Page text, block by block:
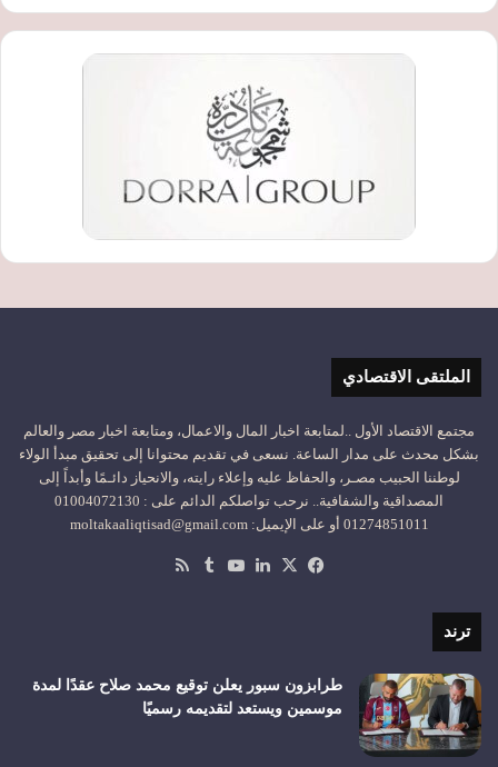
الملتقى الاقتصادي
مجتمع الاقتصاد الأول ..لمتابعة اخبار المال والاعمال، ومتابعة اخبار مصر والعالم
بشكل محدث على مدار الساعة. نسعى في تقديم محتوانا إلى تحقيق مبدأ الولاء
لوطننا الحبيب مصـر، والحفاظ عليه وإعلاء رايته، والانحياز دائـمًا وأبداً إلى
المصداقية والشفافية.. نرحب تواصلكم الدائم على : 01004072130
01274851011 أو على الإيميل: moltakaaliqtisad@gmail.com
فيسبوك
‫X لينكدإن‫YouTube
ترند
طرابزون سبور يعلن توقيع محمد صلاح عقدًا لمدة
موسمين ويستعد لتقديمه رسميًا